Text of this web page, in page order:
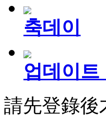
축데이
업데이트
請先登錄後